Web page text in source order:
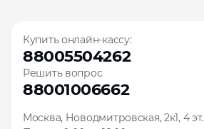
Купить онлайн-кассу:
88005504262
Решить вопрос
88001006662
Москва, Новодмитровская, 2к1, 4 эт.